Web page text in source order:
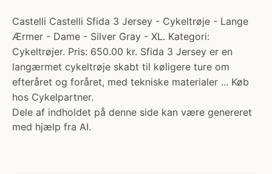
Castelli Castelli Sfida 3 Jersey - Cykeltrøje - Lange
Ærmer - Dame - Silver Gray - XL. Kategori:
Cykeltrøjer. Pris: 650.00 kr. Sfida 3 Jersey er en
langærmet cykeltrøje skabt til køligere ture om
efteråret og foråret, med tekniske materialer ... Køb
hos Cykelpartner.
Dele af indholdet på denne side kan være genereret
med hjælp fra AI.